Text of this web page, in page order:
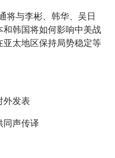
将与李彬、韩华、吴日
韩国将如何影响中美战
太地区保持局势稳定等
外发表
同声传译